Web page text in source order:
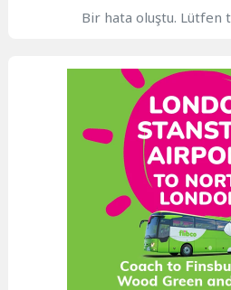
Bir hata oluştu. Lütfen